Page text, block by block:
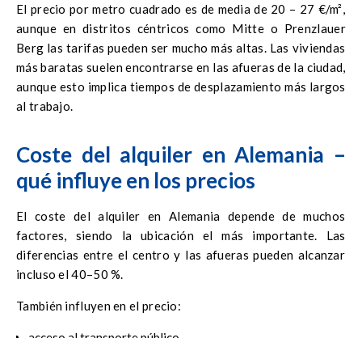
El precio por metro cuadrado es de media de 20 – 27 €/m²,
aunque en distritos céntricos como Mitte o Prenzlauer
Berg las tarifas pueden ser mucho más altas. Las viviendas
más baratas suelen encontrarse en las afueras de la ciudad,
aunque esto implica tiempos de desplazamiento más largos
al trabajo.
Coste del alquiler en Alemania –
qué influye en los precios
El coste del alquiler en Alemania depende de muchos
factores, siendo la ubicación el más importante. Las
diferencias entre el centro y las afueras pueden alcanzar
incluso el 40–50 %.
También influyen en el precio: